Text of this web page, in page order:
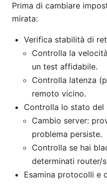
Prima di cambiare
mirata:
Verifica stabilità di
Controlla la
un test affidabile.
Controlla latenza
remoto vicino.
Controlla lo stato del
Cambio server:
problema persiste.
Controlla se hai
determinati router/
Esamina protocolli e